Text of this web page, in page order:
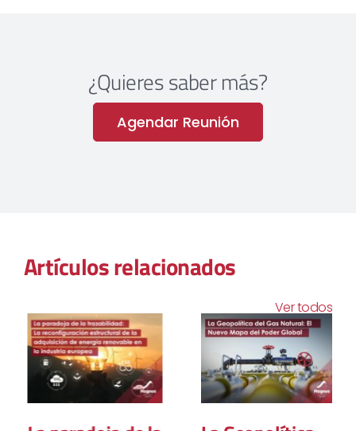
¿Quieres saber más?
Agendar Reunión
Artículos relacionados
Ver todos